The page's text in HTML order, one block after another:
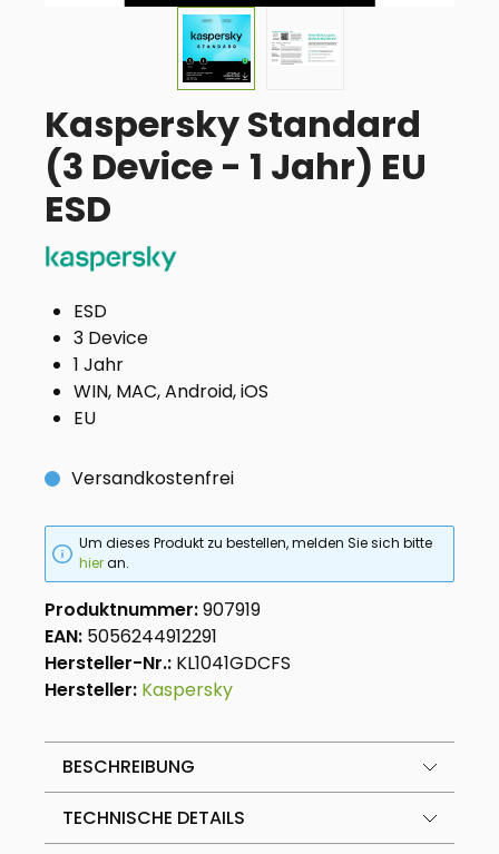
Kaspersky Standard
(3 Device - 1 Jahr) EU
ESD
ESD
3 Device
1 Jahr
WIN, MAC, Android, iOS
EU
Versandkostenfrei
Um dieses Produkt zu bestellen, melden Sie sich bitte
hieran.
Produktnummer:907919
EAN: 5056244912291
Hersteller-Nr.: KL1041GDCFS
Hersteller: Kaspersky
BESCHREIBUNG
TECHNISCHE DETAILS